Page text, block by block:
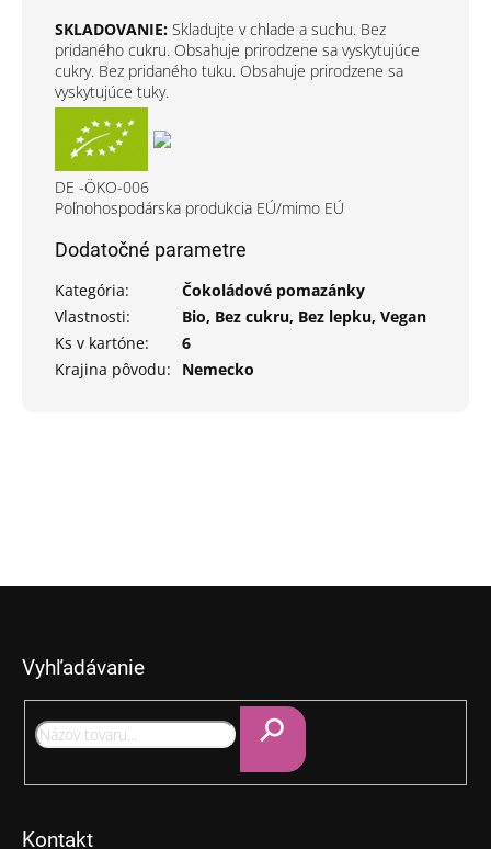
SKLADOVANIE: Skladujte v chlade a suchu. Bez
pridaného cukru. Obsahuje prirodzene sa vyskytujúce
cukry. Bez pridaného tuku. Obsahuje prirodzene sa
vyskytujúce tuky.
DE -ÖKO-006
Poľnohospodárska produkcia EÚ/mimo EÚ
Dodatočné parametre
Kategória:
Čokoládové pomazánky
Vlastnosti:
Bio, Bez cukru, Bez lepku, Vegan
Ks v kartóne:
6
Krajina pôvodu: Nemecko
Vyhľadávanie
Hľadať
Kontakt